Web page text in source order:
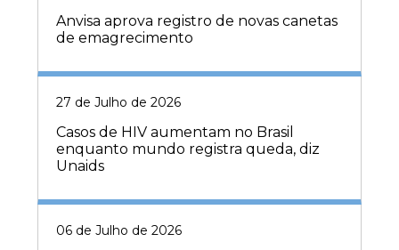
Anvisa aprova registro de novas canetas
de emagrecimento
27 de Julho de 2026
Casos de HIV aumentam no Brasil
enquanto mundo registra queda, diz
Unaids
06 de Julho de 2026